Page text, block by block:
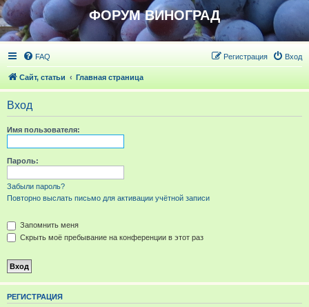
ФОРУМ ВИНОГРАД
FAQ Вход
Регистрация
Сайт, статьи Главная страница
Вход
Имя пользователя:
Пароль:
Забыли пароль?
Повторно выслать письмо для активации учётной записи
Запомнить меня
Скрыть моё пребывание на конференции в этот раз
РЕГИСТРАЦИЯ